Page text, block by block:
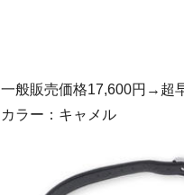
一般販売価格17,600円→超
カラー：キャメル